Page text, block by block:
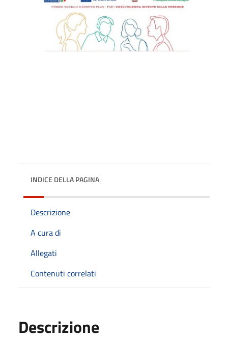
INDICE DELLA PAGINA
Descrizione
A cura di
Allegati
Contenuti correlati
Descrizione